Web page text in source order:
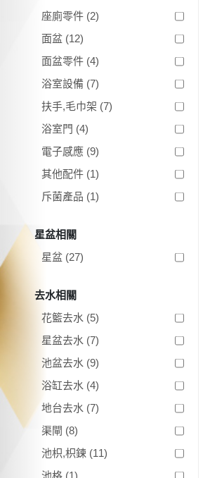
座廁零件 (2)
面盆 (12)
面盆零件 (4)
浴室設備 (7)
扶手,毛巾架 (7)
浴室門 (4)
電子感應 (9)
其他配件 (1)
斥菌產品 (1)
星盆相關
星盆 (27)
去水相關
花籃去水 (5)
星盆去水 (7)
池盆去水 (9)
浴缸去水 (4)
地台去水 (7)
渠閘 (8)
池枳,枳鍊 (11)
池格 (1)